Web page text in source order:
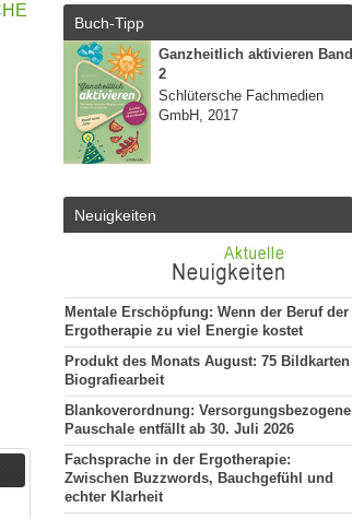
Buch-Tipp
Ganzheitlich aktivieren Band
2
Schlütersche Fachmedien
GmbH, 2017
Neuigkeiten
Mentale Erschöpfung: Wenn der Beruf der
Ergotherapie zu viel Energie kostet
Produkt des Monats August: 75 Bildkarten
Biografiearbeit
Blankoverordnung: Versorgungsbezogene
Pauschale entfällt ab 30. Juli 2026
Fachsprache in der Ergotherapie:
Zwischen Buzzwords, Bauchgefühl und
echter Klarheit